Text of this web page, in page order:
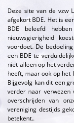
Deze site van de vzw
afgekort BDE. Het is
BDE beleefd
nieuwsgierigheid
voordoet. De
een BDE te
niet alleen op het
heeft, maar ook op het
Bijgevolg kan dit een
verder naar verwezen
overschrijden van
vereniging destijds
betekent..